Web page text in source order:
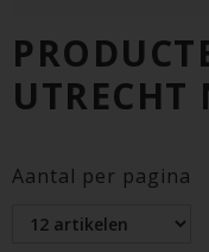
UTRECHT
Aantal per pagina